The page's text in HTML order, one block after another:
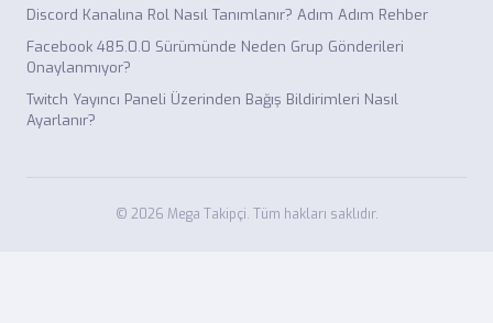
Discord Kanalına Rol Nasıl Tanımlanır? Adım Adım Rehber
Facebook 485.0.0 Sürümünde Neden Grup Gönderileri
Onaylanmıyor?
Twitch Yayıncı Paneli Üzerinden Bağış Bildirimleri Nasıl
Ayarlanır?
© 2026 Mega Takipçi. Tüm hakları saklıdır.